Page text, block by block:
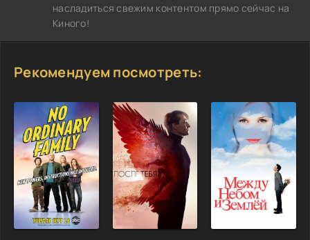
насладиться свежим контентом прямо сейчас на
Киного!
Рекомендуем посмотреть: